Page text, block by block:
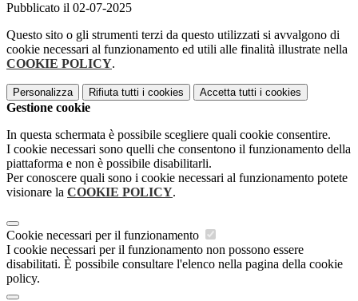
Pubblicato il 02-07-2025
Questo sito o gli strumenti terzi da questo utilizzati si avvalgono di
cookie necessari al funzionamento ed utili alle finalità illustrate nella
COOKIE POLICY.
Personalizza Rifiuta tutti i cookies Accetta tutti i cookies
Gestione cookie
In questa schermata è possibile scegliere quali cookie consentire.
I cookie necessari sono quelli che consentono il funzionamento della
piattaforma e non è possibile disabilitarli.
Per conoscere quali sono i cookie necessari al funzionamento potete
visionare la COOKIE POLICY.
Cookie necessari per il funzionamento
I cookie necessari per il funzionamento non possono essere
disabilitati. È possibile consultare l'elenco nella pagina della cookie
policy.